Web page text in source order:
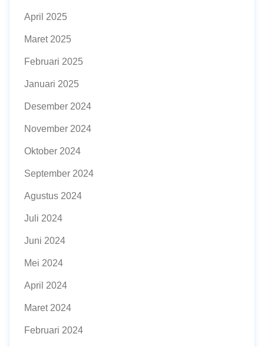
April 2025
Maret 2025
Februari 2025
Januari 2025
Desember 2024
November 2024
Oktober 2024
September 2024
Agustus 2024
Juli 2024
Juni 2024
Mei 2024
April 2024
Maret 2024
Februari 2024